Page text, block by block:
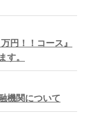
円！！コース』
す。
機関について